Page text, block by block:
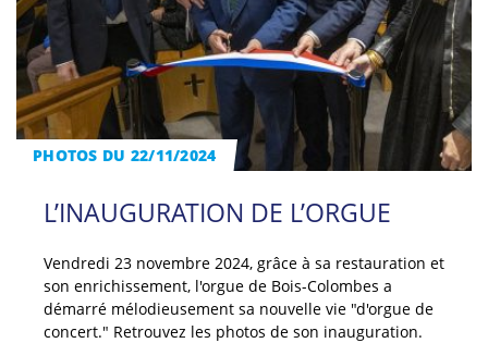
PHOTOS DU 22/11/2024
L’INAUGURATION DE L’ORGUE
Vendredi 23 novembre 2024, grâce à sa restauration et
son enrichissement, l'orgue de Bois-Colombes a
démarré mélodieusement sa nouvelle vie "d'orgue de
concert." Retrouvez les photos de son inauguration.